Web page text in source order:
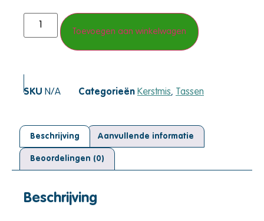
Toevoegen aan winkelwagen
SKU N/A Categorieën Kerstmis, Tassen
Beschrijving Aanvullende informatie
Beoordelingen (0)
Beschrijving